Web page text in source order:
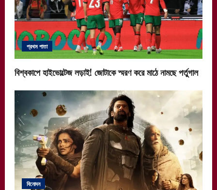
প্রথম পাতা
বিশ্বকাপে হাইভোল্টেজ লড়াই! জোটাকে স্মরণ করে মাঠে নামছে পর্তুগাল
বিনোদন